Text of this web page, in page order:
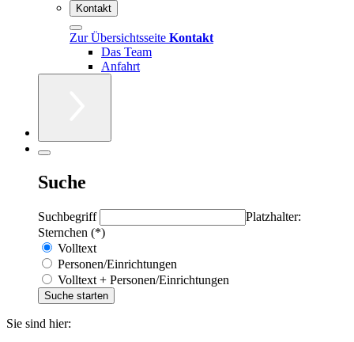
Kontakt
Zur Übersichtsseite Kontakt
Das Team
Anfahrt
Suche
Suchbegriff
Platzhalter:
Sternchen (*)
Volltext
Personen/Einrichtungen
Volltext + Personen/Einrichtungen
Sie sind hier: